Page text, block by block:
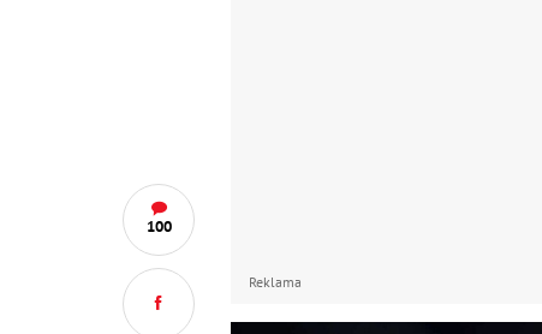
100
Reklama